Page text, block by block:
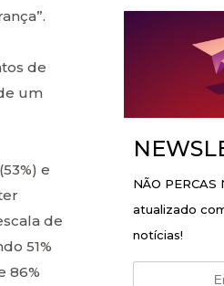
de
um
e
de
51%
86%
NÃO PERCAS
atualizado
notícias!